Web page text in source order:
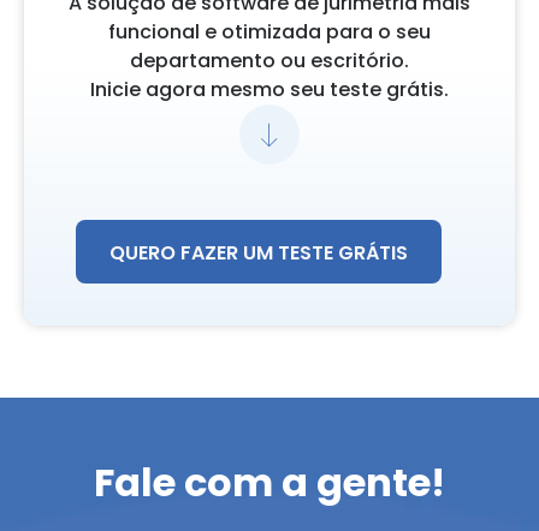
funcional e otimizada para o seu
departamento ou escritório.
Inicie agora mesmo seu teste grátis.
QUERO FAZER UM TESTE GRÁTIS
Fale com a gente!